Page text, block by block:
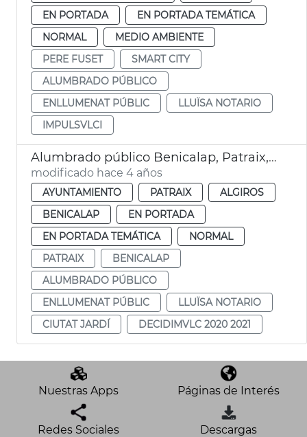
EN PORTADA
EN PORTADA TEMÁTICA
NORMAL
MEDIO AMBIENTE
PERE FUSET
SMART CITY
ALUMBRADO PÚBLICO
ENLLUMENAT PÚBLIC
LLUÏSA NOTARIO
IMPULSVLCI
Alumbrado público Benicalap, Patraix, Camins al Grau y Ciutat Jardí
modificado hace 4 años
AYUNTAMIENTO PATRAIX
ALGIROS
BENICALAP
EN PORTADA
EN PORTADA TEMÁTICA
NORMAL
PATRAIX
BENICALAP
ALUMBRADO PÚBLICO
ENLLUMENAT PÚBLIC
LLUÏSA NOTARIO
CIUTAT JARDÍ
DECIDIMVLC 2020 2021
Nuestras Apps Páginas de Interés
Redes Sociales Descargas